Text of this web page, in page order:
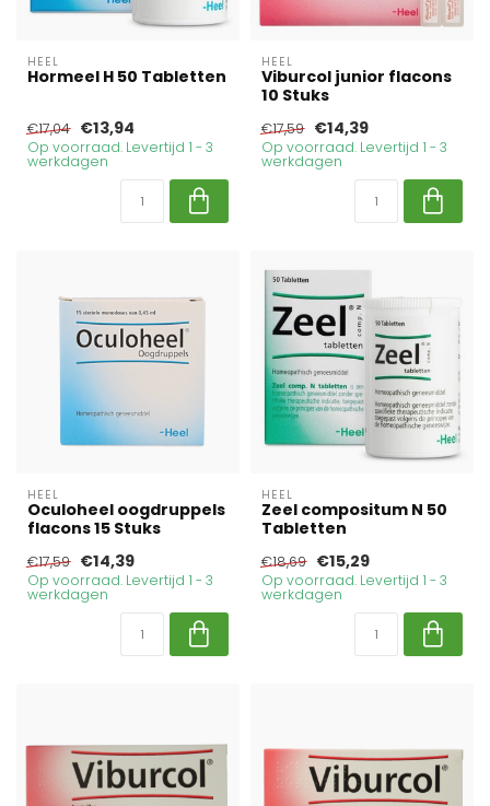
HEEL
Hormeel H 50 Tabletten
€17,04 €13,94
Op voorraad. Levertijd 1 - 3
werkdagen
HEEL
Viburcol junior flacons
10 Stuks
€17,59 €14,39
Op voorraad. Levertijd 1 - 3
werkdagen
HEEL
Oculoheel oogdruppels
flacons 15 Stuks
€17,59 €14,39
Op voorraad. Levertijd 1 - 3
werkdagen
HEEL
Zeel compositum N 50
Tabletten
€18,69 €15,29
Op voorraad. Levertijd 1 - 3
werkdagen